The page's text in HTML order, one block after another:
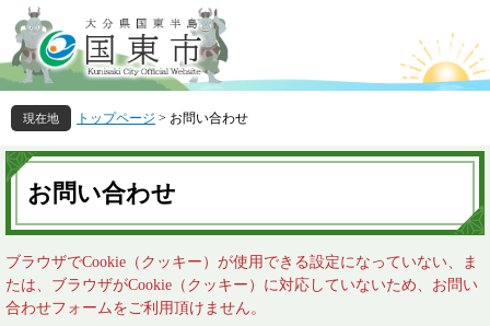
ー
ジ
の
先
頭
で
す
ニ
ュ
ー
を
飛
ば
し
へ
トップページ > お問い合わせ
本
文
お問い合わせ
ブラウザでCookie（クッキー）が使用できる設定になっていない、ま
たは、ブラウザがCookie（クッキー）に対応していないため、お問い
合わせフォームをご利用頂けません。